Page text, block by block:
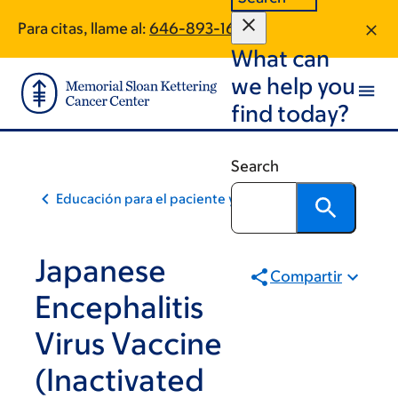
main
content
footer
Para citas, llame al: 646-893-1632
What can
we help you
find today?
Search
Educación para el paciente y la comunidad
Japanese
Encephalitis
Virus Vaccine
(Inactivated
Compartir